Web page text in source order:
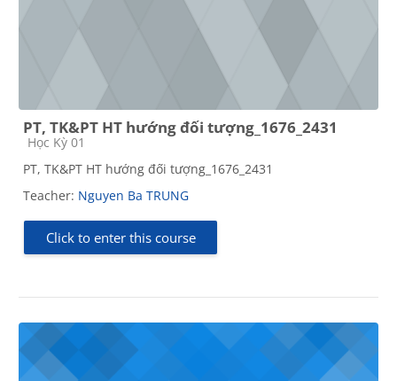
PT, TK&PT HT hướng đối tượng_1676_2431
Course category
Học Kỳ 01
PT, TK&PT HT hướng đối tượng_1676_2431
Teacher: Nguyen Ba TRUNG
Click to enter this course